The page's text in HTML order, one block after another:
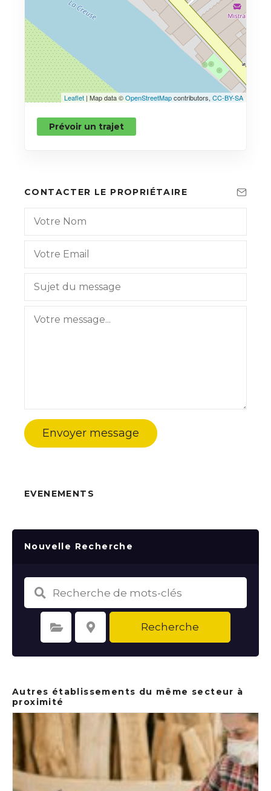
Leaflet | Map data ©OpenStreetMapcontributors, CC-BY-SA
Prévoir un trajet
CONTACTER LE PROPRIÉTAIRE
Envoyer message
EVENEMENTS
Nouvelle Recherche
Sélectionnez une catégorie Sélectionnez le lieu Recherche
Autres établissements du même secteur à
proximité